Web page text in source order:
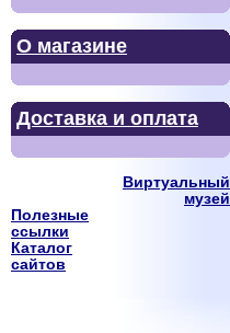
О магазине
Доставка и оплата
Виртуальный
музей
Полезные
ссылки
Каталог
сайтов